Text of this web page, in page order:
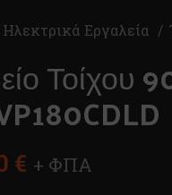
Ηλεκτρικά Εργαλεία
Τοίχου
€ + ΦΠΑ